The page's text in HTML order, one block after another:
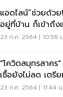
แอดไลน์“ช่วยด้วย
อยู่ที่บ้าน ก็เข้าถึ
23 ก.ค. 2564 | 10:56
"โควิดสมุทรสาค
เชื้อยังไม่ลด เตรี
เมือง-โรงงาน
23 ก.ค. 2564 | 11:44 น.